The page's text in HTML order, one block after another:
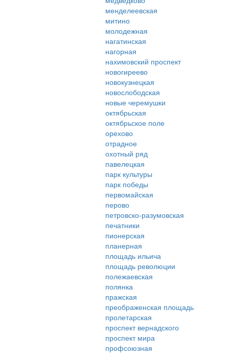
менделеевская
митино
молодежная
нагатинская
нагорная
нахимовский проспект
новогиреево
новокузнецкая
новослободская
новые черемушки
октябрьская
октябрьское поле
орехово
отрадное
охотный ряд
павелецкая
парк культуры
парк победы
первомайская
перово
петровско-разумовская
печатники
пионерская
планерная
площадь ильича
площадь революции
полежаевская
полянка
пражская
преображенская площадь
пролетарская
проспект вернадского
проспект мира
профсоюзная